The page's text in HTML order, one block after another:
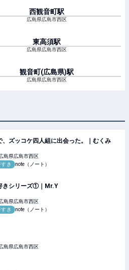
西観音町駅
広島県広島市西区
東高須駅
広島県広島市西区
観音町(広島県)駅
広島県広島市西区
、ズッコケ四人組に出会った。｜むくみ
島県広島市西区
き
note（ノート）
きシリーズ①｜Mr.Y
島県広島市西区
き
note（ノート）
島県広島市西区